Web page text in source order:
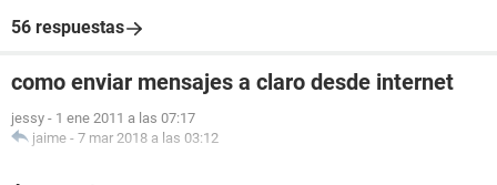
56 respuestas
como enviar mensajes a claro desde internet
jessy - 1 ene 2011 a las 07:17
jaime - 7 mar 2018 a las 03:12